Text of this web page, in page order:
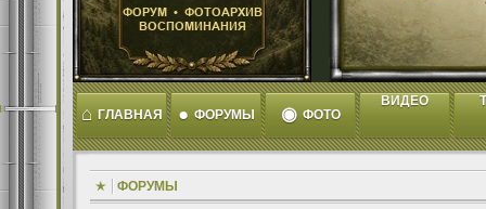
⌂ ГЛАВНАЯ ● ФОРУМЫ ◉ ФОТО
ВИДЕО
ФОРУМЫ